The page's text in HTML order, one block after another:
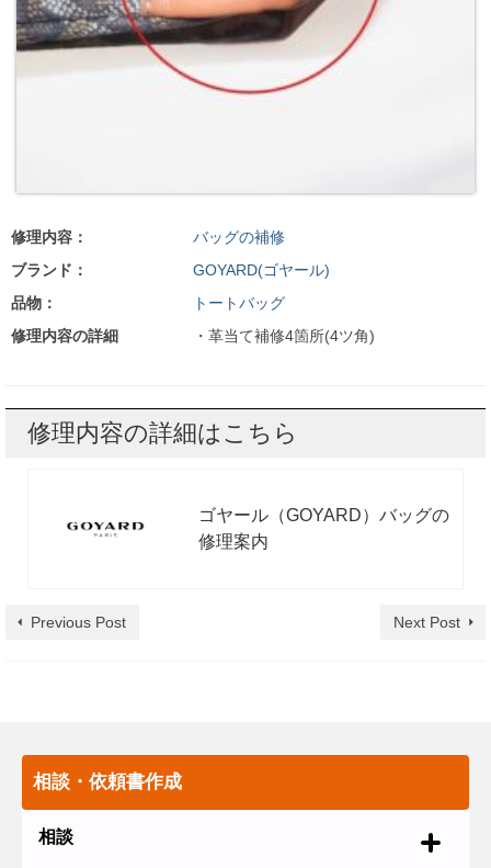
修理内容：
バッグの補修
ブランド：
GOYARD(ゴヤール)
品物：
トートバッグ
修理内容の詳細
・革当て補修4箇所(4ツ角)
修理内容の詳細はこちら
ゴヤール（GOYARD）バッグの
修理案内
Previous Post Next Post
相談・依頼書作成
相談